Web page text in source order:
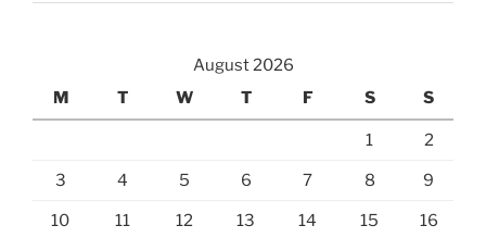
August 2026
M
T W T F S S
1 2
3 4 5 6 7 8 9
10 11 12 13 14 15 16